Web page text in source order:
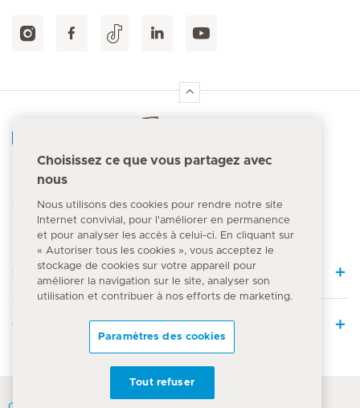
Numéro d'urgence
144
Quick Links
Offre médicale
Choisissez ce que vous partagez avec
nous
Nous utilisons des cookies pour rendre notre site
Internet convivial, pour l'améliorer en permanence
et pour analyser les accès à celui-ci. En cliquant sur
« Autoriser tous les cookies », vous acceptez le
stockage de cookies sur votre appareil pour
améliorer la navigation sur le site, analyser son
utilisation et contribuer à nos efforts de marketing.
Paramètres des cookies
Tout refuser